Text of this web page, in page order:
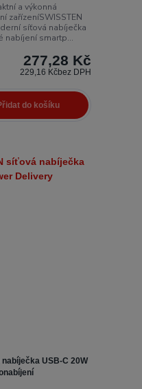
a výkonná
zařízeníSWISSTEN
síťová nabíječka
nabíjení smartp...
277,28 Kč
229,16 Kčbez DPH
do košíku
USB-C 20W